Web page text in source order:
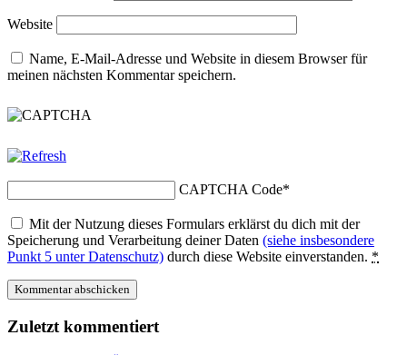
Website
Name, E-Mail-Adresse und Website in diesem Browser für
meinen nächsten Kommentar speichern.
CAPTCHA Code*
Mit der Nutzung dieses Formulars erklärst du dich mit der
Speicherung und Verarbeitung deiner Daten (siehe insbesondere
Punkt 5 unter Datenschutz) durch diese Website einverstanden. *
Zuletzt kommentiert